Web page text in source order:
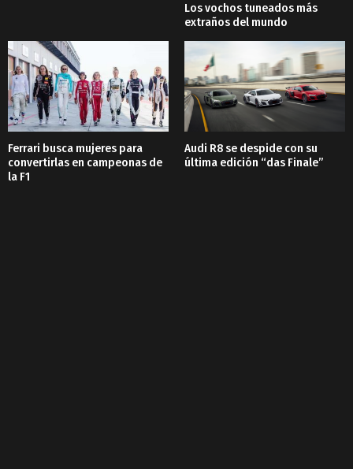
Los vochos tuneados más
extraños del mundo
Ferrari busca mujeres para
convertirlas en campeonas de
la F1
Audi R8 se despide con su
última edición “das Finale”